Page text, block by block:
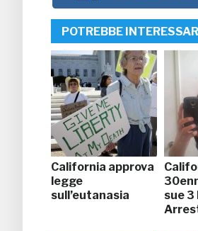
POTREBBE
California approva
legge
sull’eutanasia
sue 3